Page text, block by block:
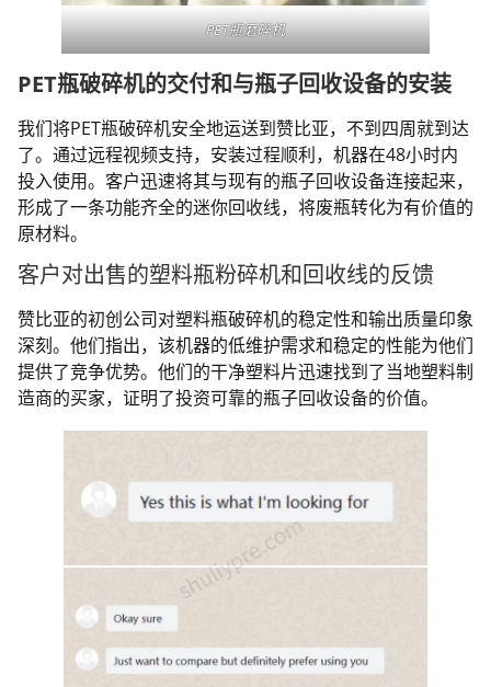
PET瓶磨碎机
PET瓶破碎机的交付和与瓶子回收设备的安装
我们将PET瓶破碎机安全地运送到赞比亚，不到四周就到达
了。通过远程视频支持，安装过程顺利，机器在48小时内
投入使用。客户迅速将其与现有的瓶子回收设备连接起来，
形成了一条功能齐全的迷你回收线，将废瓶转化为有价值的
原材料。
客户对出售的塑料瓶粉碎机和回收线的反馈
赞比亚的初创公司对塑料瓶破碎机的稳定性和输出质量印象
深刻。他们指出，该机器的低维护需求和稳定的性能为他们
提供了竞争优势。他们的干净塑料片迅速找到了当地塑料制
造商的买家，证明了投资可靠的瓶子回收设备的价值。